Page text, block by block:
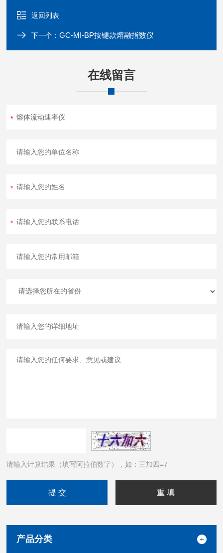
返回列表
下一个：GC-MI-BP按键款熔融指数仪
在线留言
请输入计算结果（填写阿拉伯数字），如：三加四=7
产品分类